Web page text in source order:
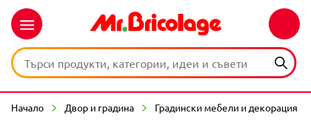
Начало Двор и градина Градински мебели и декорация